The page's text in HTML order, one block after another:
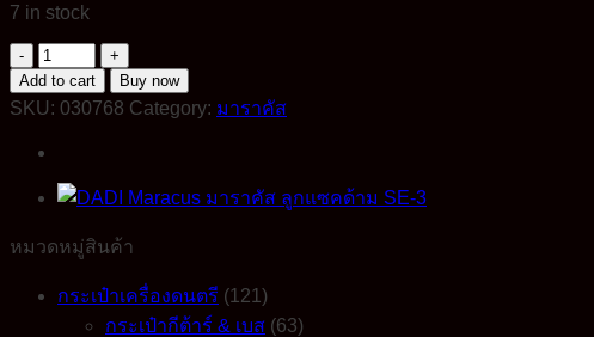
7 in stock
DADI
Maracus
มา
ส
ลูก
คด้าม
1
Add to cart Buy now
SKU: 030768 Category: มาราคัส
หมวดหมู่สินค้า
กระเป๋าเครื่องดนตรี (121)
กระเป๋ากีต้าร์ & เบส (63)